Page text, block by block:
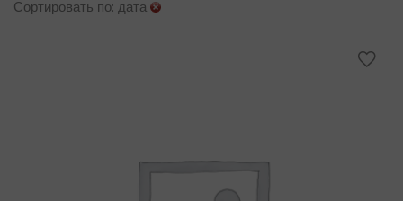
Сортировать по: дата